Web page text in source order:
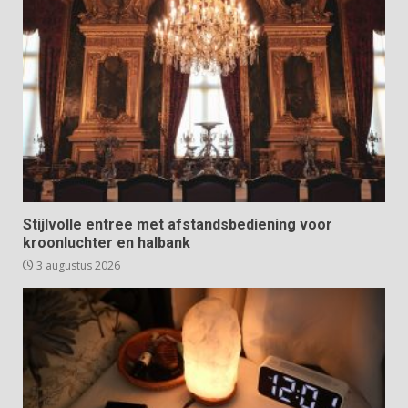
Stijlvolle entree met afstandsbediening voor
kroonluchter en halbank
3 augustus 2026